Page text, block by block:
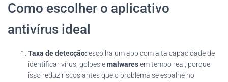
Como escolher o aplicativo
antivírus ideal
Taxa de detecção: escolha um app com alta capacidade de
identificar vírus, golpes emalwaresem tempo real, porque
isso reduz riscos antes que o problema se espalhe no